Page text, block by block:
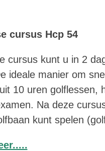
cursus Hcp 54
cursus kunt u in 2
ideale manier om
10 uren golflessen,
Na deze
kunt spelen